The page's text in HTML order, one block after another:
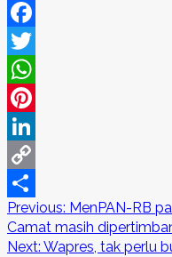
Facebook
Twitter
WhatsApp
Pinterest
LinkedIn
Copy
Link
Share
Post
navigation
Previous: MenPAN-RB
Camat masih
Next: Wapres, tak perlu